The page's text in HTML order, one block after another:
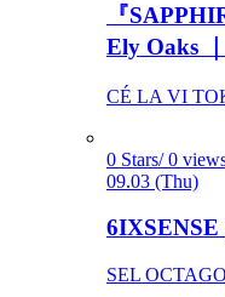
『
Ely Oaks
CÉ LA VI
0 Stars/ 0
09.03 (Thu)
SEL